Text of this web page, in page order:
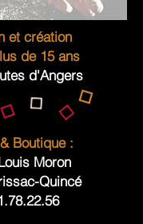
et création
de 15 ans
d'Angers
Boutique :
Moron
Quincé